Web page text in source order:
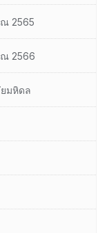
2565
2566
มหิดล